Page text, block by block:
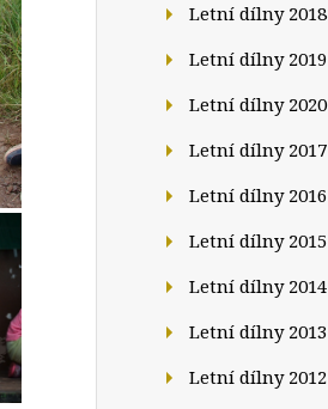
Letní dílny 2018
Letní dílny 2019
Letní dílny 2020
Letní dílny 2017
Letní dílny 2016
Letní dílny 2015
Letní dílny 2014
Letní dílny 2013
Letní dílny 2012